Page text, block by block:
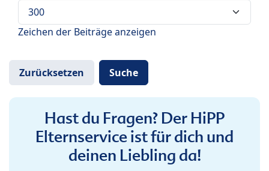
Zeichen der Beiträge anzeigen
Hast du Fragen? Der HiPP
Elternservice ist für dich und
deinen Liebling da!